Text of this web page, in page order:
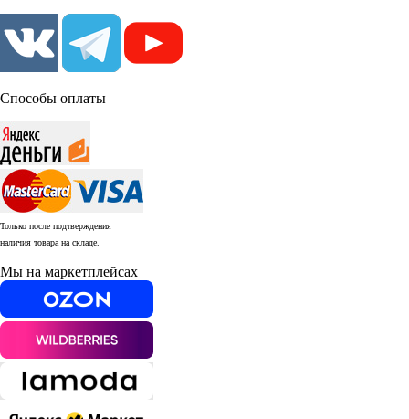
Способы оплаты
Только после подтверждения
наличия товара на складе.
Мы на маркетплейсах